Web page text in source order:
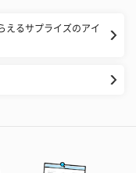
えるサプライズのアイ